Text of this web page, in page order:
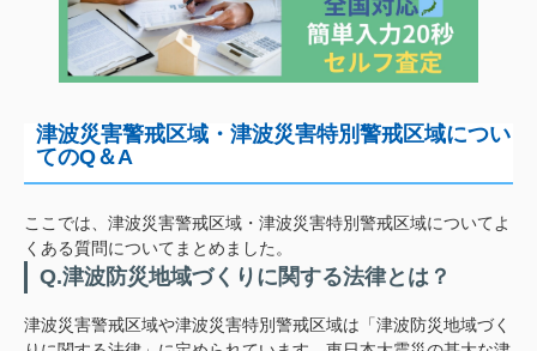
津波災害警戒区域・津波災害特別警戒区域につい
てのQ＆A
ここでは、津波災害警戒区域・津波災害特別警戒区域についてよ
くある質問についてまとめました。
Q.津波防災地域づくりに関する法律とは？
津波災害警戒区域や津波災害特別警戒区域は「津波防災地域づく